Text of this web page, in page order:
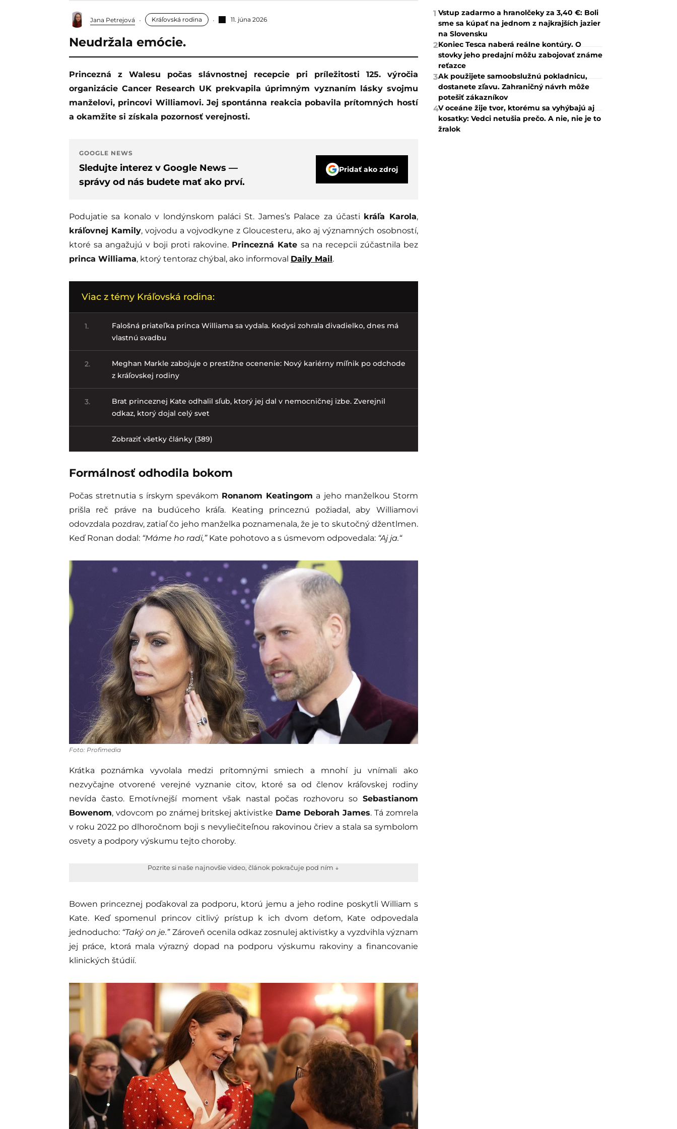
Jana Petrejová Kráľovská rodina 11. júna 2026
Neudržala emócie.
Princezná z Walesu počas slávnostnej recepcie pri príležitosti 125. výročia
organizácie Cancer Research UK prekvapila úprimným vyznaním lásky svojmu
manželovi, princovi Williamovi. Jej spontánna reakcia pobavila prítomných hostí
a okamžite si získala pozornosť verejnosti.
GOOGLE NEWS
Sledujte interez v Google News —
správy od nás budete mať ako prví.
Pridať ako zdroj
Podujatie sa konalo v londýnskom paláci St. James’s Palace za účasti kráľa Karola,
kráľovnej Kamily, vojvodu a vojvodkyne z Gloucesteru, ako aj významných osobností,
ktoré sa angažujú v boji proti rakovine. Princezná Kate sa na recepcii zúčastnila bez
princa Williama, ktorý tentoraz chýbal, ako informoval Daily Mail.
Viac z témy Kráľovská rodina:
1.
Falošná priateľka princa Williama sa vydala. Kedysi zohrala divadielko, dnes má
vlastnú svadbu
2.
Meghan Markle zabojuje o prestížne ocenenie: Nový kariérny míľnik po odchode
z kráľovskej rodiny
3.
Brat princeznej Kate odhalil sľub, ktorý jej dal v nemocničnej izbe. Zverejnil
odkaz, ktorý dojal celý svet
Zobraziť všetky články (389)
Formálnosť odhodila bokom
Počas stretnutia s írskym spevákom Ronanom Keatingom a jeho manželkou Storm
prišla reč práve na budúceho kráľa. Keating princeznú požiadal, aby Williamovi
odovzdala pozdrav, zatiaľ čo jeho manželka poznamenala, že je to skutočný džentlmen.
Keď Ronan dodal: “Máme ho radi,”Kate pohotovo a s úsmevom odpovedala: “Aj ja.“
Foto: Profimedia
Krátka poznámka vyvolala medzi prítomnými smiech a mnohí ju vnímali ako
nezvyčajne otvorené verejné vyznanie citov, ktoré sa od členov kráľovskej rodiny
nevída často. Emotívnejší moment však nastal počas rozhovoru so Sebastianom
Bowenom, vdovcom po známej britskej aktivistke Dame Deborah James. Tá zomrela
v roku 2022 po dlhoročnom boji s nevyliečiteľnou rakovinou čriev a stala sa symbolom
osvety a podpory výskumu tejto choroby.
Pozrite si naše najnovšie video, článok pokračuje pod ním ↓
Bowen princeznej poďakoval za podporu, ktorú jemu a jeho rodine poskytli William s
Kate. Keď spomenul princov citlivý prístup k ich dvom deťom, Kate odpovedala
jednoducho: “Taký on je.” Zároveň ocenila odkaz zosnulej aktivistky a vyzdvihla význam
jej práce, ktorá mala výrazný dopad na podporu výskumu rakoviny a financovanie
klinických štúdií.
1 Vstup zadarmo a hranolčeky za 3,40 €: Boli
sme sa kúpať na jednom z najkrajších jazier
na Slovensku
2Koniec Tesca naberá reálne kontúry. O
stovky jeho predajní môžu zabojovať známe
reťazce
3Ak použijete samoobslužnú pokladnicu,
dostanete zľavu. Zahraničný návrh môže
potešiť zákazníkov
4V oceáne žije tvor, ktorému sa vyhýbajú aj
kosatky: Vedci netušia prečo. A nie, nie je to
žralok